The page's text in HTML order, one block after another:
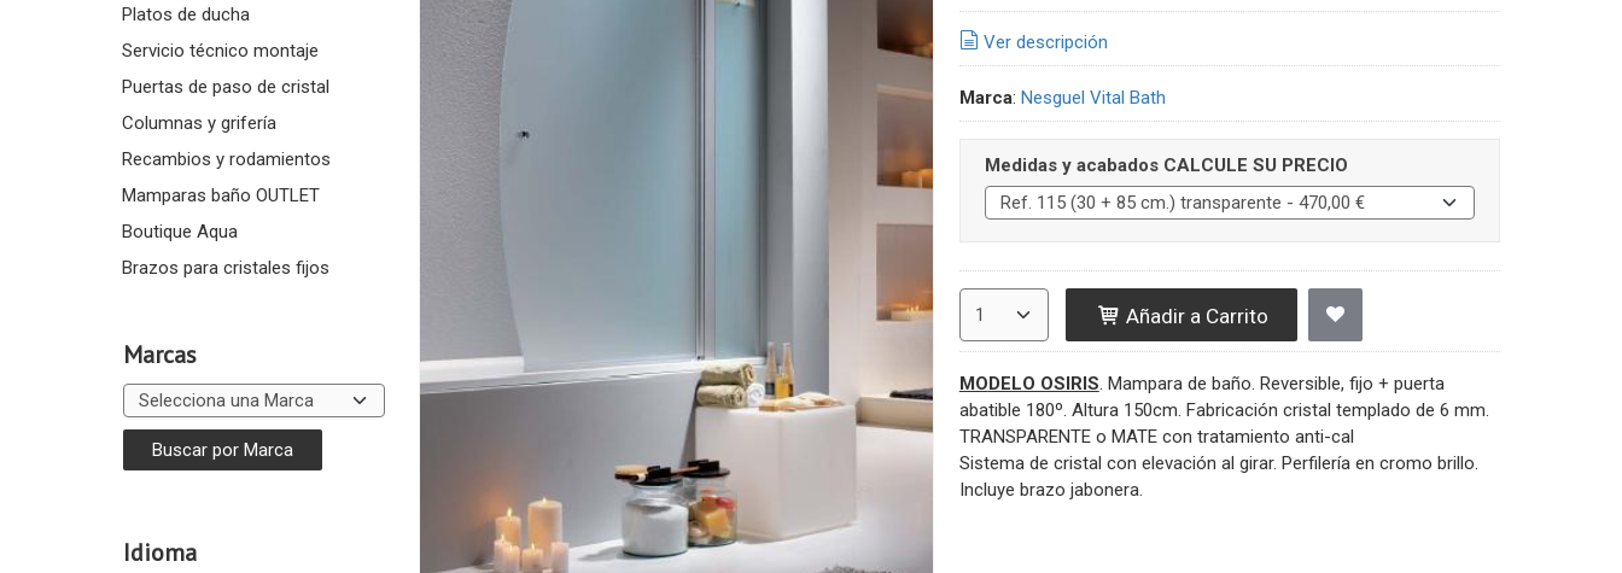
Platos de ducha
Servicio técnico montaje
Puertas de paso de cristal
Columnas y grifería
Recambios y rodamientos
Mamparas baño OUTLET
Boutique Aqua
Brazos para cristales fijos
Marcas
Idioma
Ver descripción
Marca: Nesguel Vital Bath
Medidas y acabados CALCULE SU PRECIO
Añadir a Carrito
MODELO OSIRIS. Mampara de baño. Reversible, fijo + puerta
abatible 180º. Altura 150cm. Fabricación cristal templado de 6 mm.
TRANSPARENTE o MATE con tratamiento anti-cal
Sistema de cristal con elevación al girar. Perfilería en cromo brillo.
Incluye brazo jabonera.